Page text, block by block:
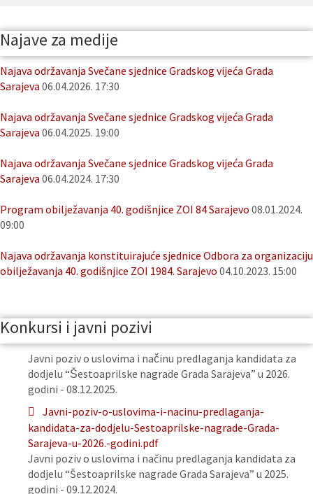
Najave za medije
Najava održavanja Svečane sjednice Gradskog vijeća Grada
Sarajeva 06.04.2026. 17:30
Najava održavanja Svečane sjednice Gradskog vijeća Grada
Sarajeva 06.04.2025. 19:00
Najava održavanja Svečane sjednice Gradskog vijeća Grada
Sarajeva 06.04.2024. 17:30
Program obilježavanja 40. godišnjice ZOI 84 Sarajevo 08.01.2024.
09:00
Najava održavanja konstituirajuće sjednice Odbora za organizaciju
obilježavanja 40. godišnjice ZOI 1984. Sarajevo 04.10.2023. 15:00
Konkursi i javni pozivi
Javni poziv o uslovima i načinu predlaganja kandidata za
dodjelu “Šestoaprilske nagrade Grada Sarajeva” u 2026.
godini - 08.12.2025.
Javni-poziv-o-uslovima-i-nacinu-predlaganja-
kandidata-za-dodjelu-Sestoaprilske-nagrade-Grada-
Sarajeva-u-2026.-godini.pdf
Javni poziv o uslovima i načinu predlaganja kandidata za
dodjelu “Šestoaprilske nagrade Grada Sarajeva” u 2025.
godini - 09.12.2024.